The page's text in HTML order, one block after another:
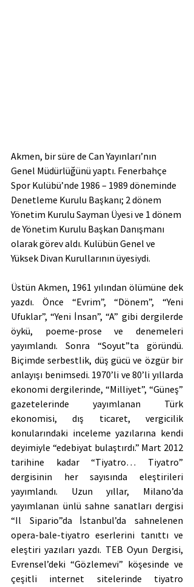
Akmen, bir süre de Can Yayınları’nın
Genel Müdürlüğünü yaptı. Fenerbahçe
Spor Kulübü’nde 1986 – 1989 döneminde
Denetleme Kurulu Başkanı; 2 dönem
Yönetim Kurulu Sayman Üyesi ve 1 dönem
de Yönetim Kurulu Başkan Danışmanı
olarak görev aldı. Kulübün Genel ve
Yüksek Divan Kurullarının üyesiydi.
Üstün Akmen, 1961 yılından ölümüne dek
yazdı. Önce “Evrim”, “Dönem”, “Yeni
Ufuklar”, “Yeni İnsan”, “A” gibi dergilerde
öykü, poeme-prose ve denemeleri
yayımlandı. Sonra “Soyut”ta göründü.
Biçimde serbestlik, düş gücü ve özgür bir
anlayışı benimsedi. 1970’li ve 80’li yıllarda
ekonomi dergilerinde, “Milliyet”, “Güneş”
gazetelerinde yayımlanan Türk
ekonomisi, dış ticaret, vergicilik
konularındaki inceleme yazılarına kendi
deyimiyle “edebiyat bulaştırdı.” Mart 2012
tarihine kadar “Tiyatro… Tiyatro”
dergisinin her sayısında eleştirileri
yayımlandı. Uzun yıllar, Milano’da
yayımlanan ünlü sahne sanatları dergisi
“Il Sipario”da İstanbul’da sahnelenen
opera-bale-tiyatro eserlerini tanıttı ve
eleştiri yazıları yazdı. TEB Oyun Dergisi,
Evrensel’deki “Gözlemevi” köşesinde ve
çeşitli internet sitelerinde tiyatro